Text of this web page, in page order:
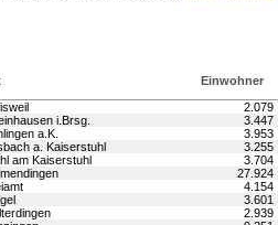
Einwohner
i.Brsg.
a.K.
a. Kaiserstuhl
am Kaiserstuhl